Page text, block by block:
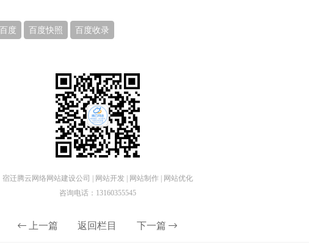
百度 百度快照 百度收录
宿迁腾云网络网站建设公司 | 网站开发 | 网站制作 | 网站优化
咨询电话：13160355545
上一篇 返回栏目 下一篇